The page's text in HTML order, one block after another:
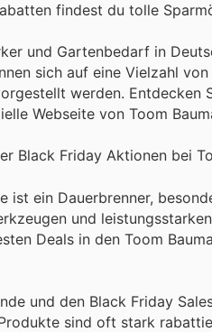
findest du tolle
und Gartenbedarf in
sich auf eine Vielzahl
werden. Entdecken
Webseite von Toom
Black Friday Aktionen bei
ist ein Dauerbrenner,
und
Deals in den Toom
und den Black Friday
sind oft stark